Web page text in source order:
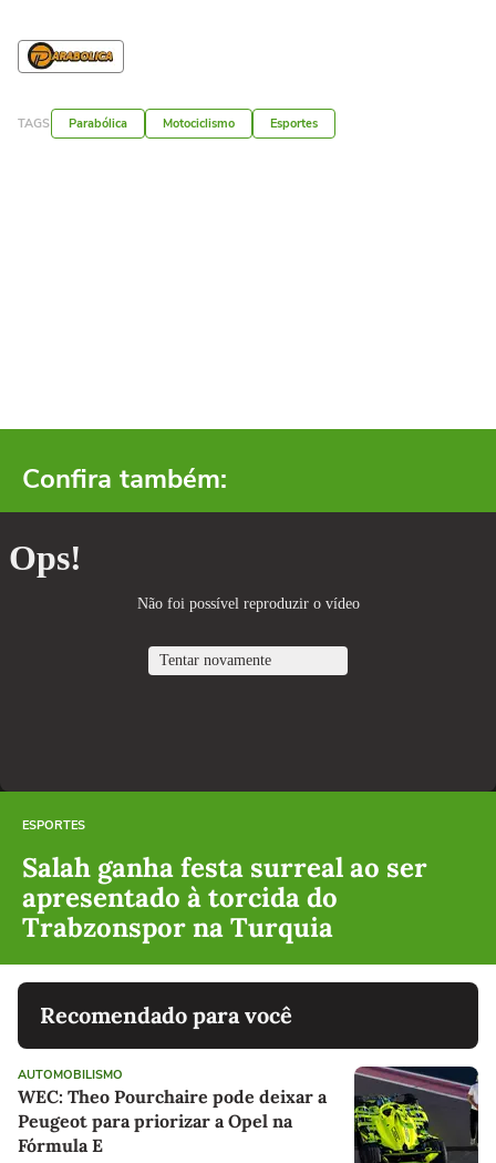
TAGS Parabólica Motociclismo Esportes
Confira também:
ESPORTES
Salah ganha festa surreal ao ser
apresentado à torcida do
Trabzonspor na Turquia
Recomendado para você
AUTOMOBILISMO
WEC: Theo Pourchaire pode deixar a
Peugeot para priorizar a Opel na
Fórmula E